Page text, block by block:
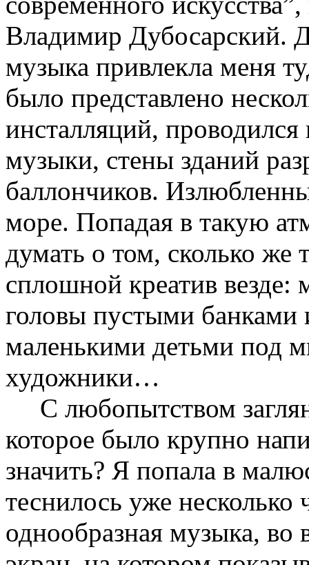
Владимир Дубосарский.
музыка привлекла меня
было представлено
инсталляций,
музыки, стены зданий
баллончиков.
море. Попадая в такую
думать о том, сколько же
сплошной креатив
головы пустыми
маленькими детьми под
художники…
С любопытством
которое было крупно
значить? Я попала в
теснилось уже несколько
однообразная музыка,